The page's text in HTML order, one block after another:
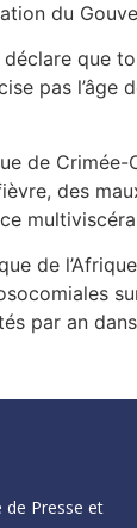
du
déclare que
pas
de
des
de
par an
de Presse et